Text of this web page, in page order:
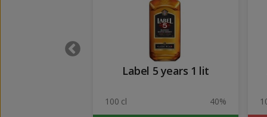
Label 5 years 1 lit
100 cl 40%